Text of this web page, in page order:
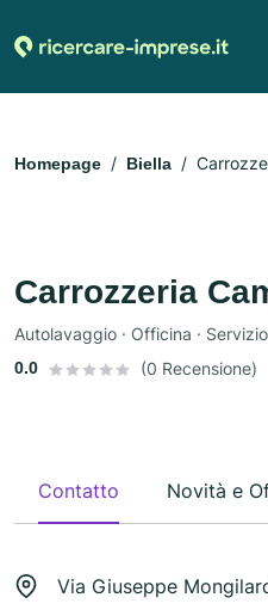
Homepage Biella
Carrozzeria
0.0 (0 Recensione)
Contatto Novità e
Via Giuseppe